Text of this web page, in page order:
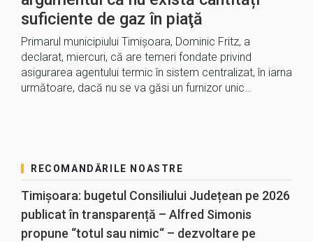
suficiente de gaz în piaţă
Primarul municipiului Timişoara, Dominic Fritz, a
declarat, miercuri, că are temeri fondate privind
asigurarea agentului termic în sistem centralizat, în iarna
următoare, dacă nu se va găsi un furnizor unic…
RECOMANDĂRILE NOASTRE
Timișoara: bugetul Consiliului Județean pe 2026
publicat în transparență – Alfred Simonis
propune “totul sau nimic“ – dezvoltare pe